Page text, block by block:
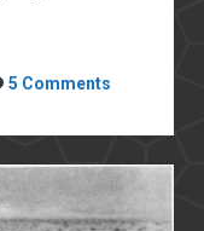
5 Comments